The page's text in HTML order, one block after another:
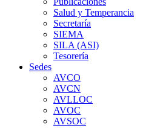
Salud y Temperancia
Secretaría
SIEMA
SILA (ASI)
Tesorería
Sedes
AVCO
AVCN
AVLLOC
AVOC
AVSOC